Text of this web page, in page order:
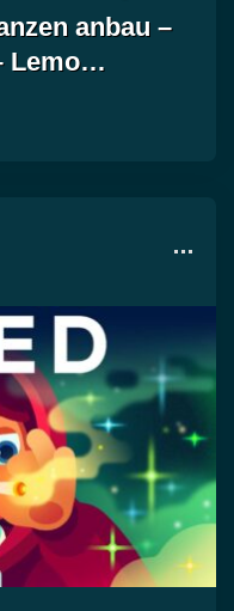
anbau –
Lemo…